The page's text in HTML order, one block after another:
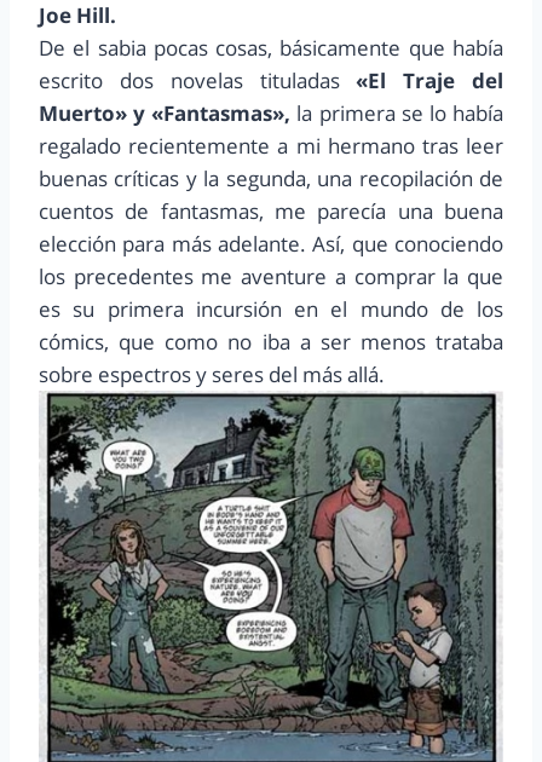
Joe Hill.
De el sabia pocas cosas, básicamente que había
escrito dos novelas tituladas«El Traje del
Muerto» y «Fantasmas», la primera se lo había
regalado recientemente a mi hermano tras leer
buenas críticas y la segunda, una recopilación de
cuentos de fantasmas, me parecía una buena
elección para más adelante. Así, que conociendo
los precedentes me aventure a comprar la que
es su primera incursión en el mundo de los
cómics, que como no iba a ser menos trataba
sobre espectros y seres del más allá.